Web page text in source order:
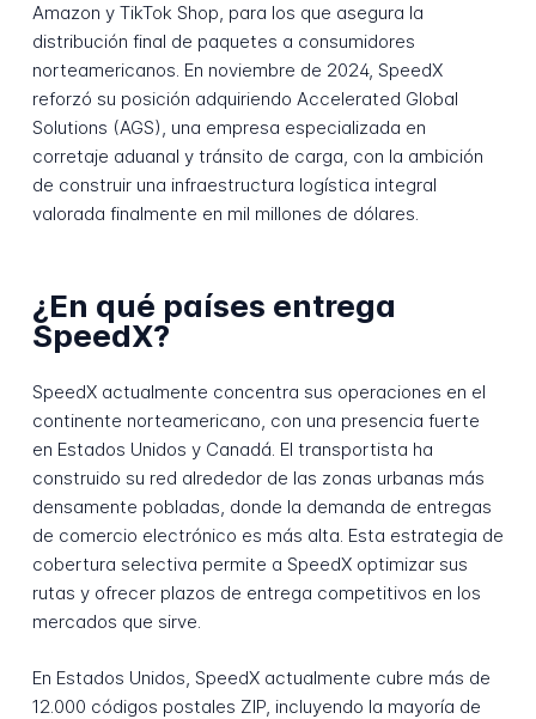
Amazon y TikTok Shop, para los que asegura la
distribución final de paquetes a consumidores
norteamericanos. En noviembre de 2024, SpeedX
reforzó su posición adquiriendo Accelerated Global
Solutions (AGS), una empresa especializada en
corretaje aduanal y tránsito de carga, con la ambición
de construir una infraestructura logística integral
valorada finalmente en mil millones de dólares.
¿En qué países entrega
SpeedX?
SpeedX actualmente concentra sus operaciones en el
continente norteamericano, con una presencia fuerte
en Estados Unidos y Canadá. El transportista ha
construido su red alrededor de las zonas urbanas más
densamente pobladas, donde la demanda de entregas
de comercio electrónico es más alta. Esta estrategia de
cobertura selectiva permite a SpeedX optimizar sus
rutas y ofrecer plazos de entrega competitivos en los
mercados que sirve.
En Estados Unidos, SpeedX actualmente cubre más de
12.000 códigos postales ZIP, incluyendo la mayoría de